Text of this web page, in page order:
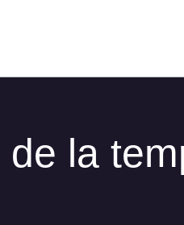
de la